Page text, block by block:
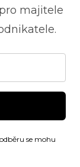
majitele
se mohu